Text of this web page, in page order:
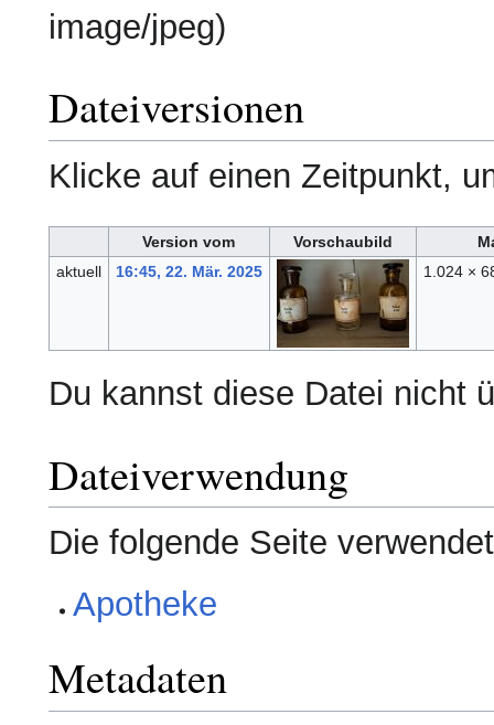
image/jpeg)
Dateiversionen
Klicke auf einen Zeitpunkt,
Version vom Vorschaubild
aktuell
16:45, 22. Mär. 2025 1.024 ×
Du kannst diese Datei nicht
Dateiverwendung
Die folgende Seite
Apotheke
Metadaten